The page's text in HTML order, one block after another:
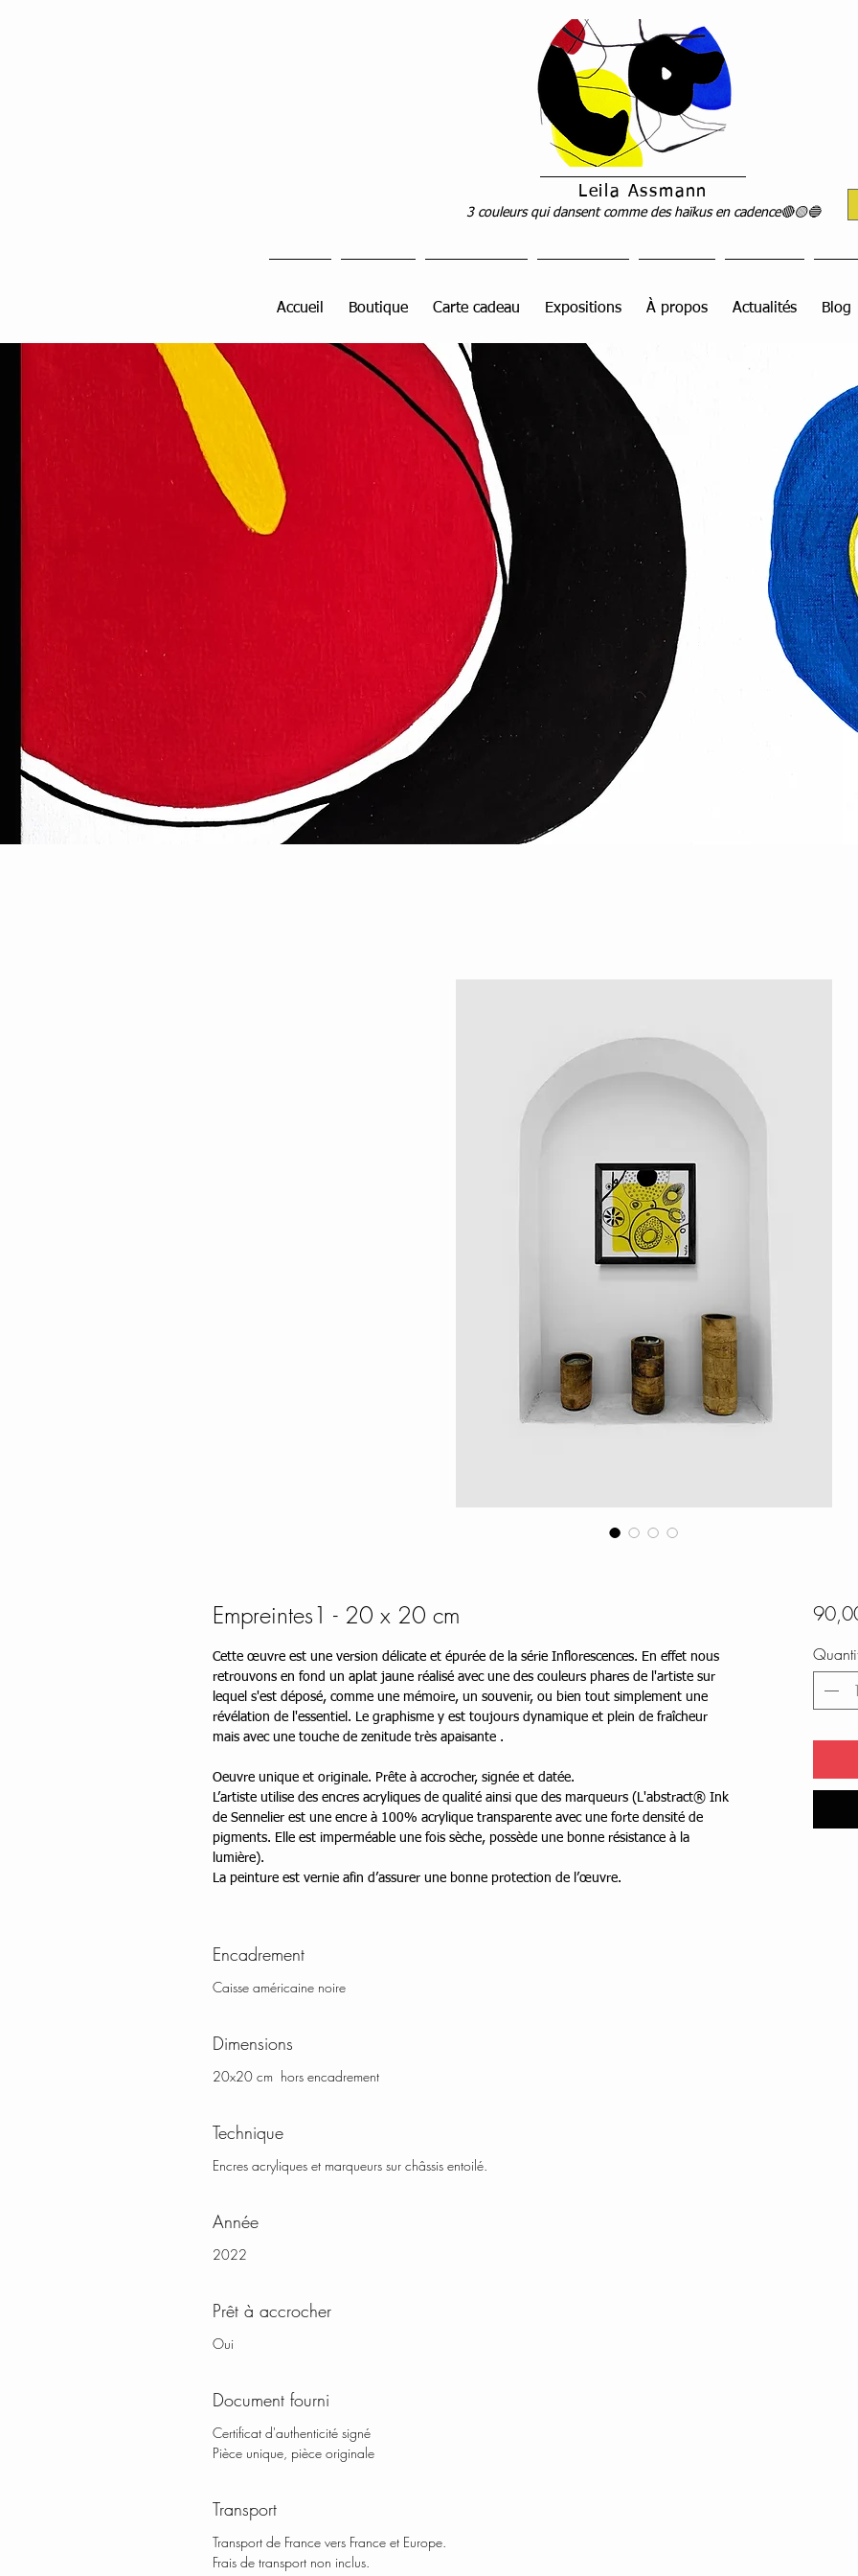
Leila Assmann
3 couleurs qui dansent comme des haïkus en cadence🔴🟡🔵
Accueil Boutique Carte cadeau Expositions À propos Actualités Blog
Empreintes1 - 20 x 20 cm
Cette œuvre est une version délicate et épurée de la série Inflorescences. En effet nous
retrouvons en fond un aplat jaune réalisé avec une des couleurs phares de l'artiste sur
lequel s'est déposé, comme une mémoire, un souvenir, ou bien tout simplement une
révélation de l'essentiel. Le graphisme y est toujours dynamique et plein de fraîcheur
mais avec une touche de zenitude très apaisante .
Oeuvre unique et originale. Prête à accrocher, signée et datée.
L’artiste utilise des encres acryliques de qualité ainsi que des marqueurs (L'abstract® Ink
de Sennelier est une encre à 100% acrylique transparente avec une forte densité de
pigments. Elle est imperméable une fois sèche, possède une bonne résistance à la
lumière).
La peinture est vernie afin d’assurer une bonne protection de l’œuvre.
Encadrement
Caisse américaine noire
Dimensions
20x20 cm hors encadrement
Technique
Encres acryliques et marqueurs sur châssis entoilé.
Année
2022
Prêt à accrocher
Oui
Document fourni
Certificat d'authenticité signé
Pièce unique, pièce originale
Transport
Transport de France vers France et Europe.
Frais de transport non inclus.